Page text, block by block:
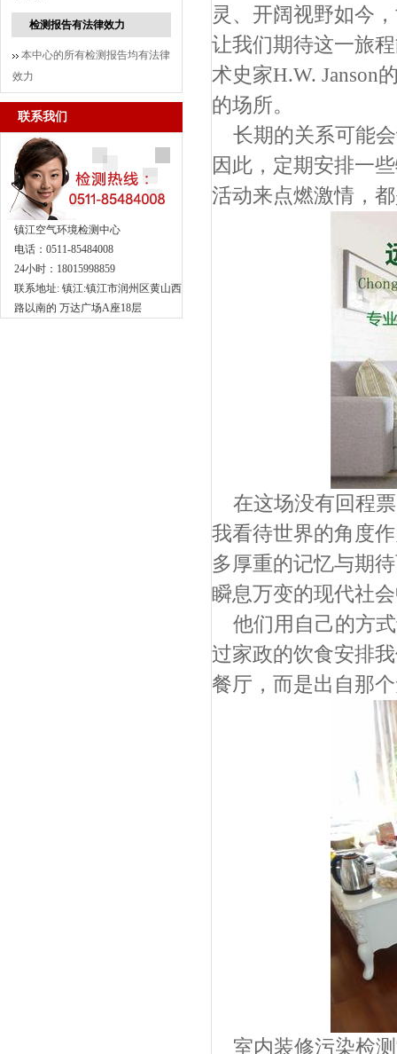
检测报告有法律效力
本中心的所有检测报告均有法律
效力
联系我们
镇江空气环境检测中心
电话：0511-85484008
24小时：18015998859
联系地址: 镇江:镇江市润州区黄山西
路以南的 万达广场A座18层
灵、开阔视野如今
让我们期待这一旅
术史家H.W. Janson
的场所。
长期的关系可能
因此，定期安排一
活动来点燃激情，
在这场没有回程
我看待世界的角度
多厚重的记忆与期
瞬息万变的现代社
他们用自己的方
过家政的饮食安排
餐厅，而是出自那
室内装修污染检